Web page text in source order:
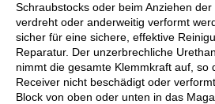
Schraubstocks oder beim Anziehen
verdreht oder anderweitig verformt
sicher für eine sichere, effektive
Reparatur. Der unzerbrechliche
nimmt die gesamte Klemmkraft auf, so
Receiver nicht beschädigt oder
Block von oben oder unten in das